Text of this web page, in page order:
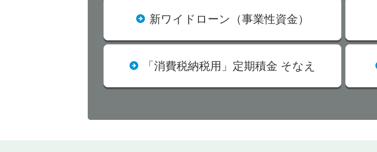
新ワイドローン（事業性資金）
「消費税納税用」定期積金 そなえ